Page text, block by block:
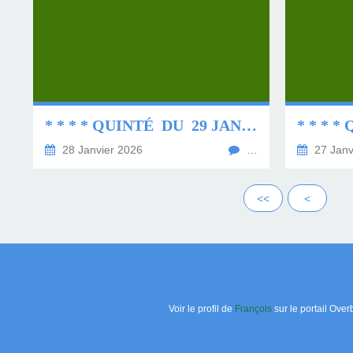
* * * * QUINTÉ DU 29 JANVIER 2026 * * * *
28 Janvier 2026 27
<< <
Voir le profil de François sur le portail